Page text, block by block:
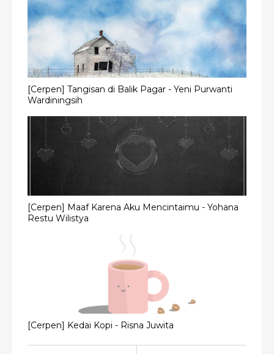
[Cerpen] Tangisan di Balik Pagar - Yeni Purwanti
Wardiningsih
[Cerpen] Maaf Karena Aku Mencintaimu - Yohana
Restu Wilistya
[Cerpen] Kedai Kopi - Risna Juwita